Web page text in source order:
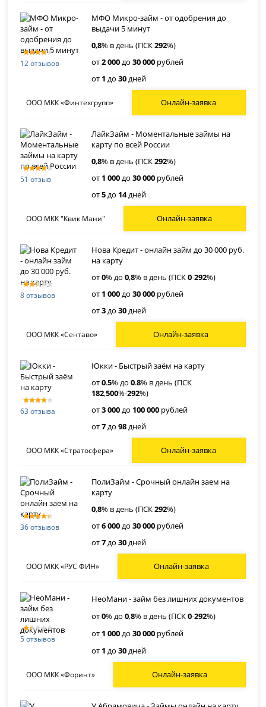
12 отзывов
МФО Микро-займ - от одобрения до
выдачи 5 минут
0,8% в день (ПСК292%)
от2 000до30 000 рублей
от 1 до30дней
ООО МКК «Финтехгрупп» Онлайн-заявка
51 отзыв
ЛайкЗайм - Моментальные займы на
карту по всей России
0,8% в день (ПСК292%)
от 1 000до30 000 рублей
от5до 14дней
ООО МКК "Квик Мани" Онлайн-заявка
8 отзывов
Нова Кредит - онлайн займ до 30 000 руб.
на карту
от0% до0,8% в день (ПСК0-292%)
от 1 000до30 000 рублей
от3до30дней
ООО МКК «Сентаво» Онлайн-заявка
63 отзыва
Юкки - Быстрый заём на карту
от0.5% до0.8% в день (ПСК
182,500%-292%)
от3 000до 100 000 рублей
от7до98дней
ООО МКК «Стратосфера» Онлайн-заявка
36 отзывов
ПолиЗайм - Срочный онлайн заем на
карту
0,8% в день (ПСК292%)
от6 000до30 000 рублей
от7до30дней
ООО МКК «РУС ФИН» Онлайн-заявка
5 отзывов
НеоМани - займ без лишних документов
от0% до0,8% в день (ПСК0-292%)
от 1 000до30 000 рублей
от 1 до30дней
ООО МКК «Форинт» Онлайн-заявка